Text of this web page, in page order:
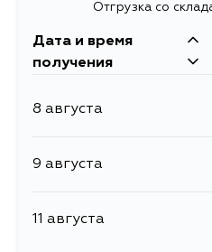
Отгрузка со
Дата и время
получения
8 августа
9 августа
11 августа